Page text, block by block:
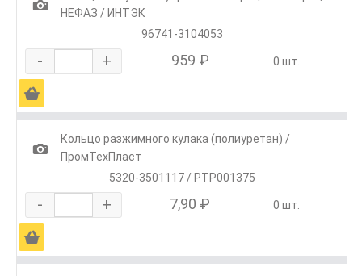
1
НЕФАЗ / ИНТЭК
96741-3104053
- + 959 ₽ 0 шт.
Ä
1
Кольцо разжимного кулака (полиуретан) /
ПромТехПласт
5320-3501117 / РТР001375
- + 7,90 ₽ 0 шт.
Ä